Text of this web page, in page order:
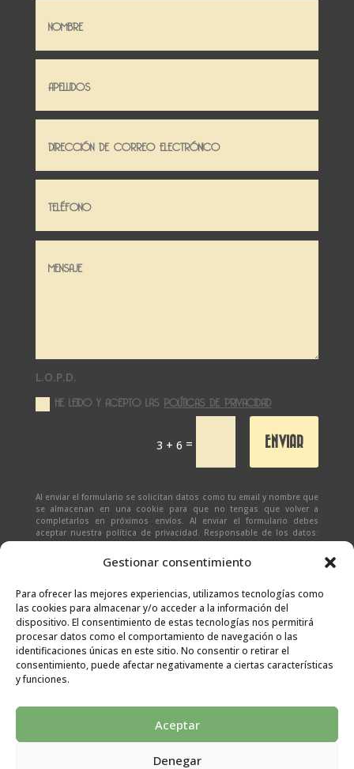
Gestionar consentimiento
Para ofrecer las mejores experiencias, utilizamos tecnologías como
las cookies para almacenar y/o acceder a la información del
dispositivo. El consentimiento de estas tecnologías nos permitirá
procesar datos como el comportamiento de navegación o las
identificaciones únicas en este sitio. No consentir o retirar el
consentimiento, puede afectar negativamente a ciertas características
y funciones.
Aceptar
Denegar
L.O.P.D.
HE LEIDO Y ACEPTO LASPOLÍTICAS DE PRIVACIDAD
3 + 6 = ENVIAR
Al enviar el formulario se solicitan datos como tu email y nombre que
se almacenan en una cookie para que no tengas que volver a
completarlos en próximos envíos. Al enviar el formulario debes
aceptar nuestra política de privacidad. Responsable de los datos:
Ivan Zabalza | Finalidad: responder a solicitudes del formulario |
Legitimación: Tu consentimiento expreso | Destinatario:
(datos almacenados sólo en cliente email) | Derechos: Tienes
y olvido de tus datos.